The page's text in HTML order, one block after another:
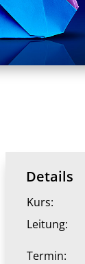
Details
Kurs:
Leitung:
Termin: